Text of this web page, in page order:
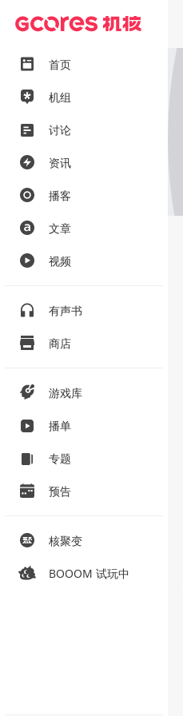
首页
机组
讨论
资讯
播客
文章
视频
有声书
商店
游戏库
播单
专题
预告
核聚变
BOOOM 试玩中